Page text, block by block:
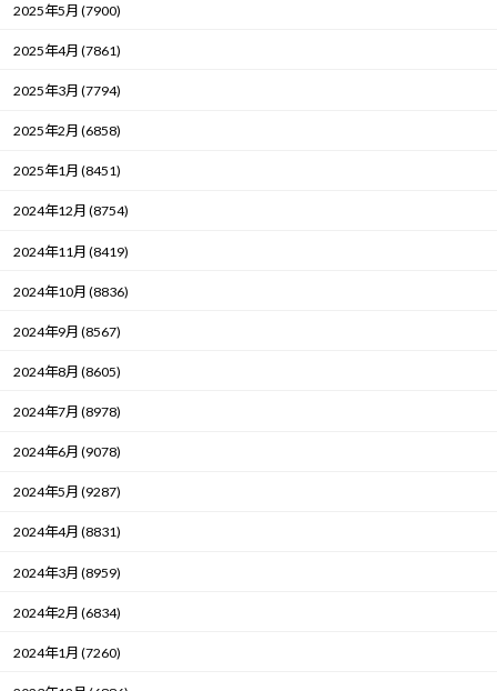
2025年5月 (7900)
2025年4月 (7861)
2025年3月 (7794)
2025年2月 (6858)
2025年1月 (8451)
2024年12月 (8754)
2024年11月 (8419)
2024年10月 (8836)
2024年9月 (8567)
2024年8月 (8605)
2024年7月 (8978)
2024年6月 (9078)
2024年5月 (9287)
2024年4月 (8831)
2024年3月 (8959)
2024年2月 (6834)
2024年1月 (7260)